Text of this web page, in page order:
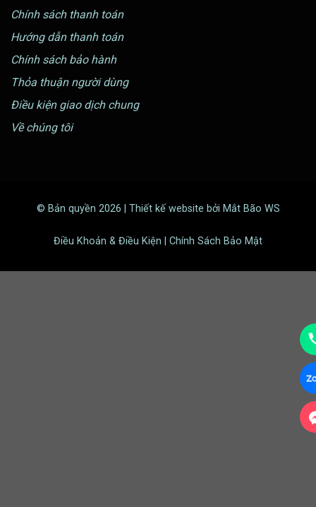
Chính sách thanh toán
Hướng dẫn thanh toán
Chính sách bảo hành
Thỏa thuận người dùng
Điều kiện giao dịch chung
Về chúng tôi
© Bản quyền 2026 | Thiết kế website bởi Mắt Bão WS
Điều Khoản & Điều Kiện | Chính Sách Bảo Mật